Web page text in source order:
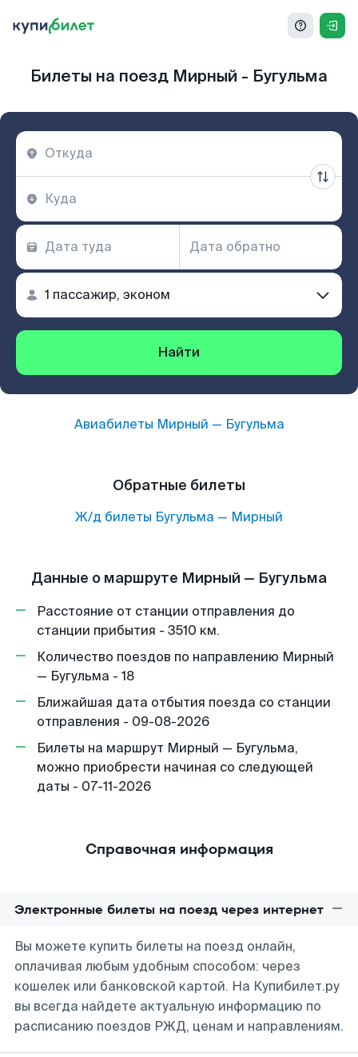
Билеты на поезд Мирный - Бугульма
Найти
Авиабилеты Мирный — Бугульма
Обратные билеты
Ж/д билеты Бугульма — Мирный
Данные о маршруте Мирный — Бугульма
Расстояние от станции отправления до
станции прибытия - 3510 км.
Количество поездов по направлению Мирный
— Бугульма - 18
Ближайшая дата отбытия поезда со станции
отправления - 09-08-2026
Билеты на маршрут Мирный — Бугульма,
можно приобрести начиная со следующей
даты - 07-11-2026
Справочная информация
Электронные билеты на поезд через интернет
Вы можете купить билеты на поезд онлайн,
оплачивая любым удобным способом: через
кошелек или банковской картой. На Купибилет.ру
вы всегда найдете актуальную информацию по
расписанию поездов РЖД, ценам и направлениям.